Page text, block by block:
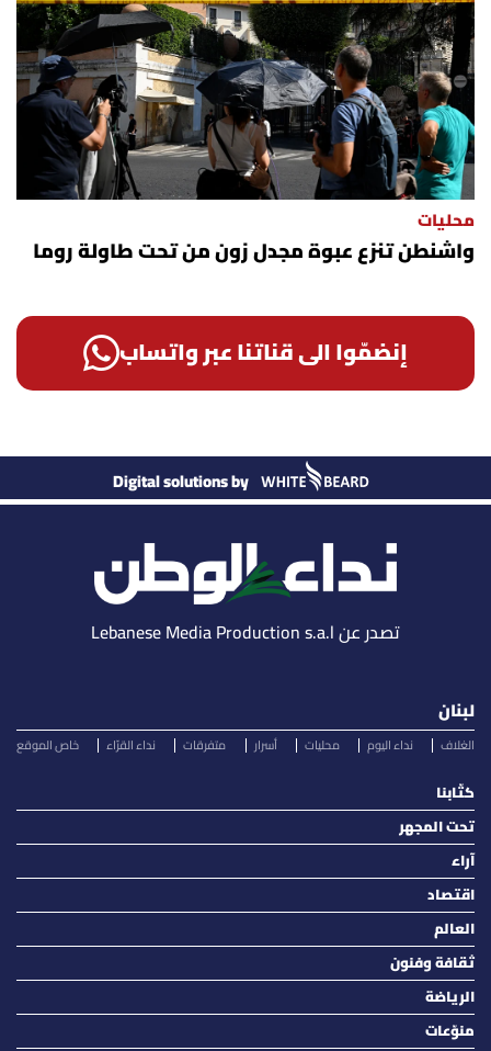
محليات
واشنطن تنزع عبوة مجدل زون من تحت طاولة روما
إنضمّوا الى قناتنا عبر واتساب
Digital solutions by
تصدر عن Lebanese Media Production s.a.l
لبنان
الغلاف نداء اليوم محليات أسرار متفرقات نداء القرّاء خاص الموقع
كتّابنا
تحت المجهر
آراء
اقتصاد
العالم
ثقافة وفنون
الرياضة
منوّعات